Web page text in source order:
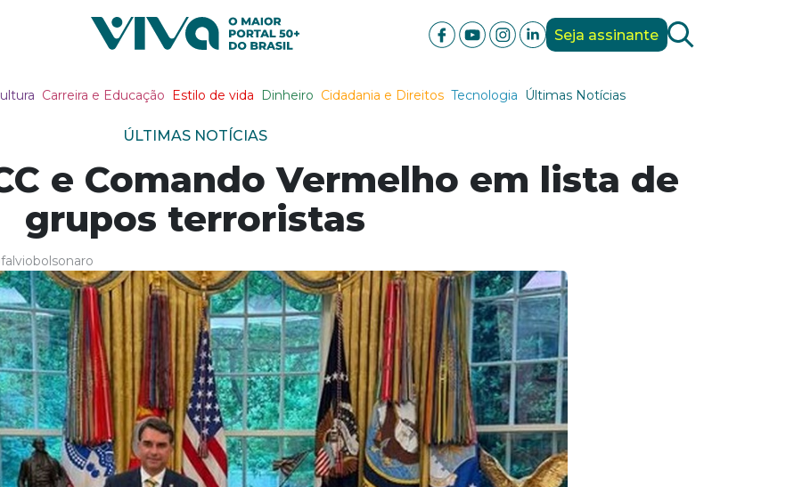
Seja assinante
Carreira e Educação Estilo de vida Dinheiro Cidadania e Direitos Tecnologia Últimas Notícias
ÚLTIMAS NOTÍCIAS
e Comando Vermelho em lista de
grupos terroristas